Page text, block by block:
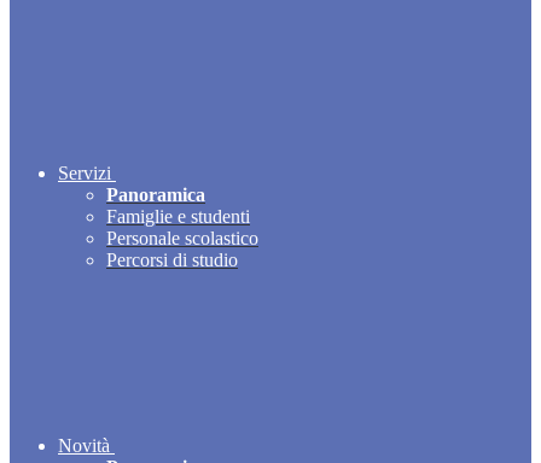
Servizi
Panoramica
Famiglie e studenti
Personale scolastico
Percorsi di studio
Novità